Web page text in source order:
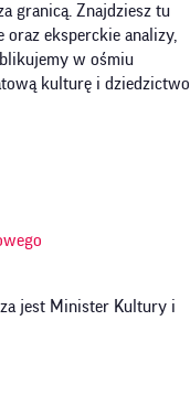
granicą. Znajdziesz tu
eksperckie analizy,
w ośmiu
kulturę i dziedzictwo
jest Minister Kultury i